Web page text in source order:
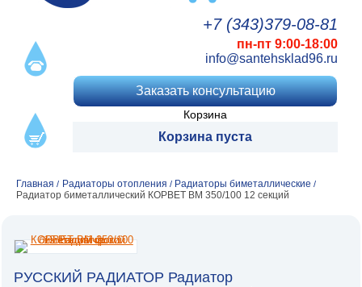
+7 (343)379-08-81
пн-пт 9:00-18:00
info@santehsklad96.ru
Заказать консультацию
Корзина
Корзина пуста
Главная / Радиаторы отопления / Радиаторы биметаллические /
Радиатор биметаллический КОРВЕТ BM 350/100 12 секций
РУССКИЙ РАДИАТОР Радиатор